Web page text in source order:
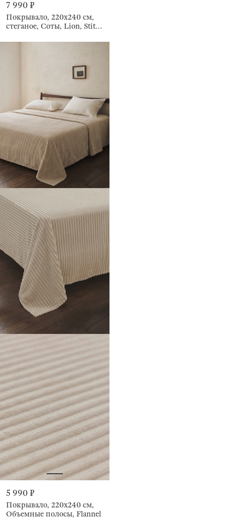
7 990 ₽
Покрывало, 220х240 см,
стеганое, Соты, Lion, Stitch
5 990 ₽
Покрывало, 220x240 см,
Объемные полосы, Flannel